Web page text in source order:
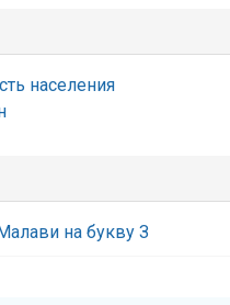
населения
на букву З